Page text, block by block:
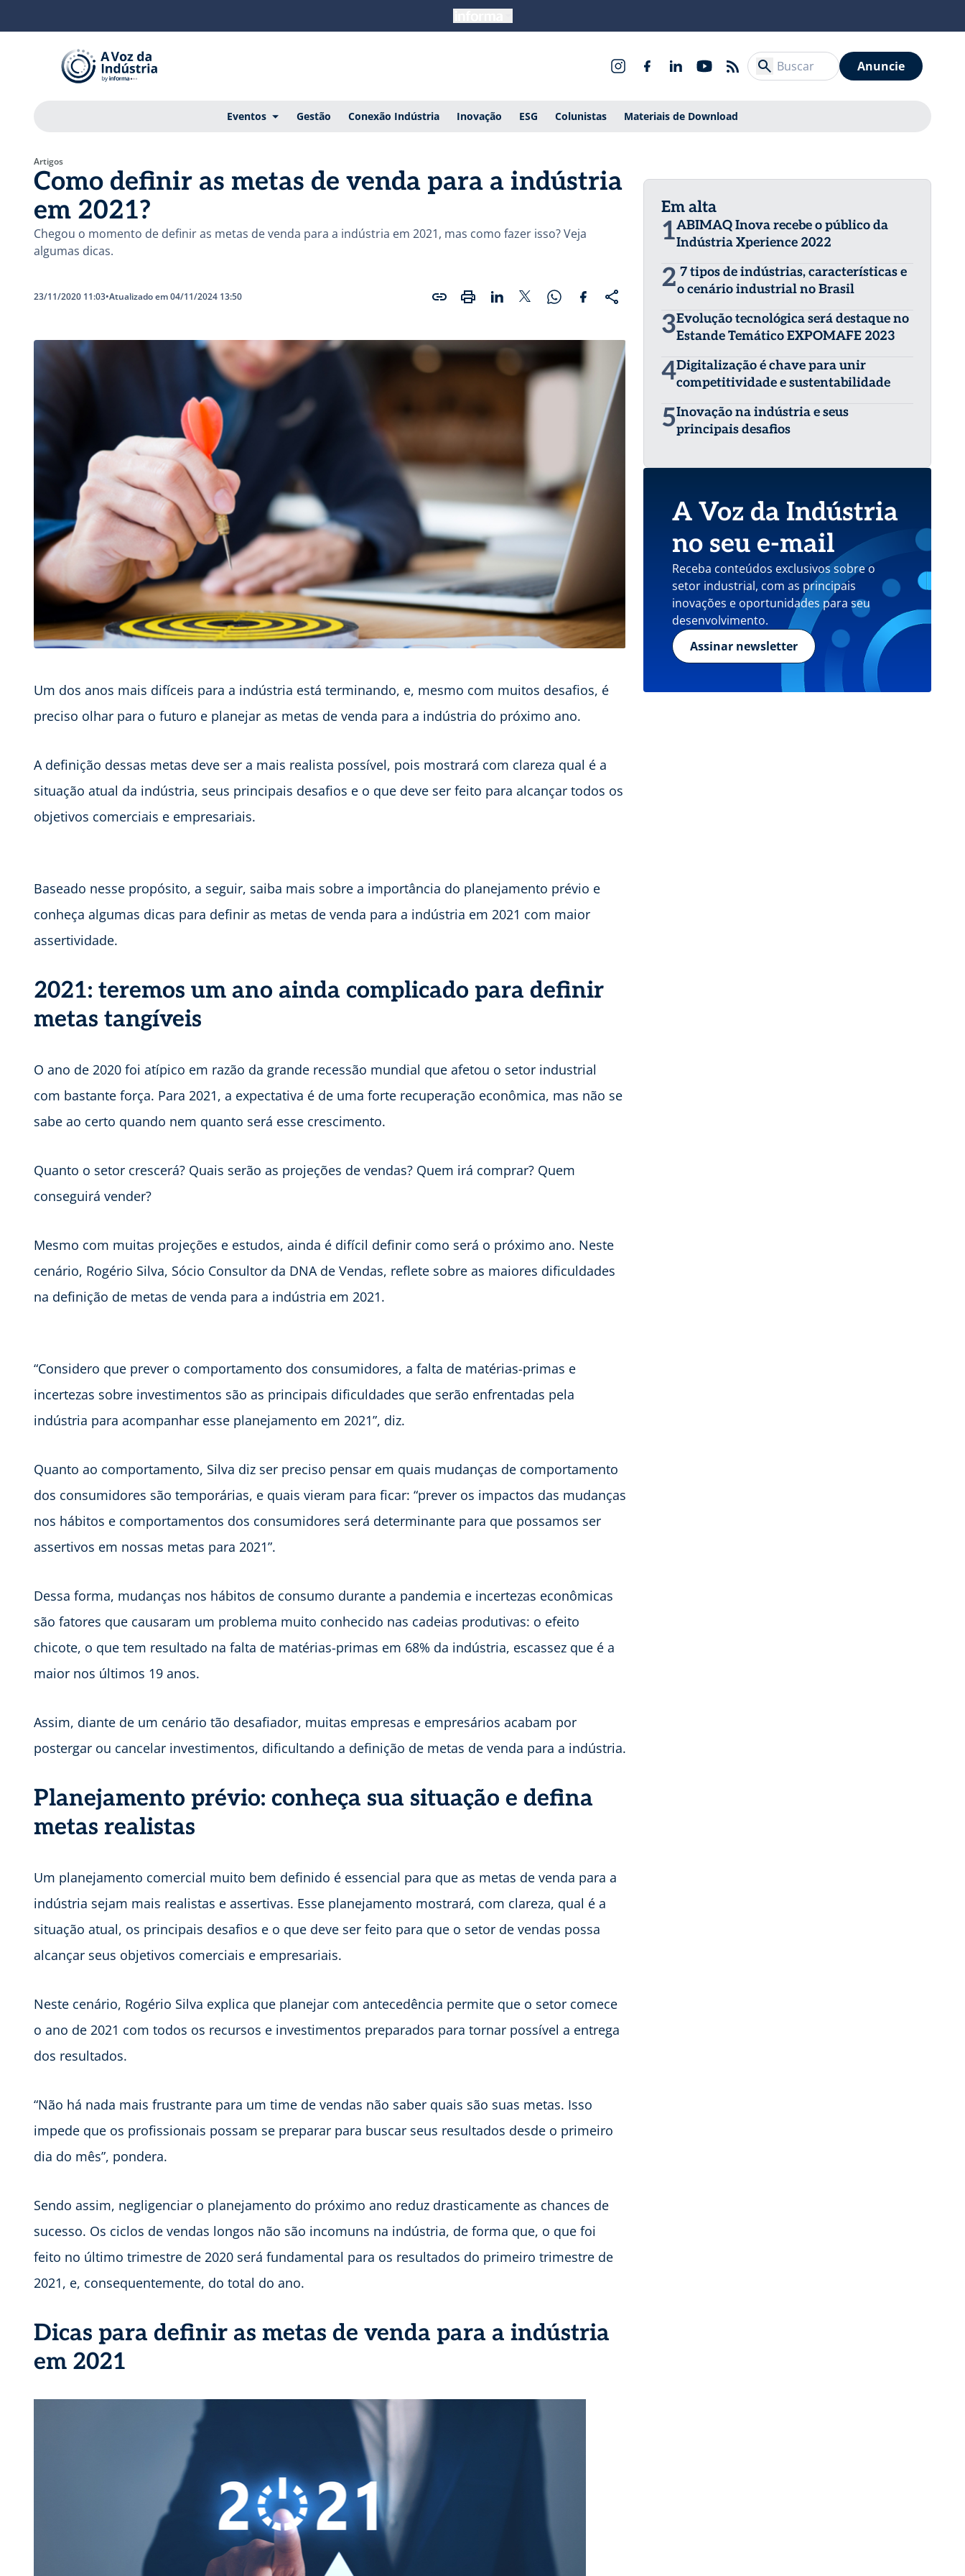
Anuncie
Eventos Gestão Conexão Indústria Inovação ESG Colunistas Materiais de Download
Artigos
Como definir as metas de venda para a indústria
em 2021?
Chegou o momento de definir as metas de venda para a indústria em 2021, mas como fazer isso? Veja
algumas dicas.
23/11/2020 11:03•Atualizado em 04/11/2024 13:50
Um dos anos mais difíceis para a indústria está terminando, e, mesmo com muitos desafios, é
preciso olhar para o futuro e planejar as metas de venda para a indústria do próximo ano.
A definição dessas metas deve ser a mais realista possível, pois mostrará com clareza qual é a
situação atual da indústria, seus principais desafios e o que deve ser feito para alcançar todos os
objetivos comerciais e empresariais.
Baseado nesse propósito, a seguir, saiba mais sobre a importância do planejamento prévio e
conheça algumas dicas para definir as metas de venda para a indústria em 2021 com maior
assertividade.
2021: teremos um ano ainda complicado para definir
metas tangíveis
O ano de 2020 foi atípico em razão da grande recessão mundial que afetou o setor industrial
com bastante força. Para 2021, a expectativa é de uma forte recuperação econômica, mas não se
sabe ao certo quando nem quanto será esse crescimento.
Quanto o setor crescerá? Quais serão as projeções de vendas? Quem irá comprar? Quem
conseguirá vender?
Mesmo com muitas projeções e estudos, ainda é difícil definir como será o próximo ano. Neste
cenário, Rogério Silva, Sócio Consultor da DNA de Vendas, reflete sobre as maiores dificuldades
na definição de metas de venda para a indústria em 2021.
“Considero que prever o comportamento dos consumidores, a falta de matérias-primas e
incertezas sobre investimentos são as principais dificuldades que serão enfrentadas pela
indústria para acompanhar esse planejamento em 2021”, diz.
Quanto ao comportamento, Silva diz ser preciso pensar em quais mudanças de comportamento
dos consumidores são temporárias, e quais vieram para ficar: “prever os impactos das mudanças
nos hábitos e comportamentos dos consumidores será determinante para que possamos ser
assertivos em nossas metas para 2021”.
Dessa forma, mudanças nos hábitos de consumo durante a pandemia e incertezas econômicas
são fatores que causaram um problema muito conhecido nas cadeias produtivas: o efeito
chicote, o que tem resultado na falta de matérias-primas em 68% da indústria, escassez que é a
maior nos últimos 19 anos.
Assim, diante de um cenário tão desafiador, muitas empresas e empresários acabam por
postergar ou cancelar investimentos, dificultando a definição de metas de venda para a indústria.
Planejamento prévio: conheça sua situação e defina
metas realistas
Um planejamento comercial muito bem definido é essencial para que as metas de venda para a
indústria sejam mais realistas e assertivas. Esse planejamento mostrará, com clareza, qual é a
situação atual, os principais desafios e o que deve ser feito para que o setor de vendas possa
alcançar seus objetivos comerciais e empresariais.
Neste cenário, Rogério Silva explica que planejar com antecedência permite que o setor comece
o ano de 2021 com todos os recursos e investimentos preparados para tornar possível a entrega
dos resultados.
“Não há nada mais frustrante para um time de vendas não saber quais são suas metas. Isso
impede que os profissionais possam se preparar para buscar seus resultados desde o primeiro
dia do mês”, pondera.
Sendo assim, negligenciar o planejamento do próximo ano reduz drasticamente as chances de
sucesso. Os ciclos de vendas longos não são incomuns na indústria, de forma que, o que foi
feito no último trimestre de 2020 será fundamental para os resultados do primeiro trimestre de
2021, e, consequentemente, do total do ano.
Dicas para definir as metas de venda para a indústria
em 2021
Em alta
1ABIMAQ Inova recebe o público da
Indústria Xperience 2022
2 7 tipos de indústrias, características e
o cenário industrial no Brasil
3Evolução tecnológica será destaque no
Estande Temático EXPOMAFE 2023
4Digitalização é chave para unir
competitividade e sustentabilidade
5Inovação na indústria e seus
principais desafios
A Voz da Indústria
no seu e-mail
Receba conteúdos exclusivos sobre o
setor industrial, com as principais
inovações e oportunidades para seu
desenvolvimento.
Assinar newsletter